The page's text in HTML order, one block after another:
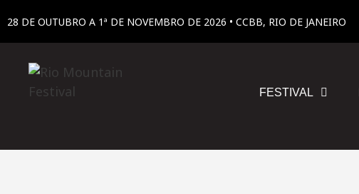
28 DE OUTUBRO A 1ª DE NOVEMBRO DE 2026 • CCBB, RIO DE JANEIRO
FESTIVAL